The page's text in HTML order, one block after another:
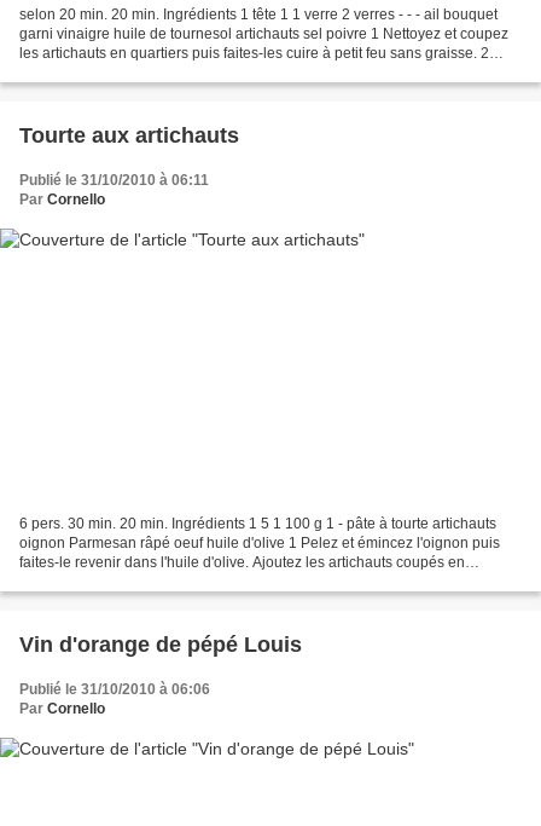
selon 20 min. 20 min. Ingrédients 1 tête 1 1 verre 2 verres - - - ail bouquet
garni vinaigre huile de tournesol artichauts sel poivre 1 Nettoyez et coupez
les artichauts en quartiers puis faites-les cuire à petit feu sans graisse. 2
Tourte aux artichauts
Publié le 31/10/2010 à 06:11
Par Cornello
6 pers. 30 min. 20 min. Ingrédients 1 5 1 100 g 1 - pâte à tourte artichauts
oignon Parmesan râpé oeuf huile d'olive 1 Pelez et émincez l'oignon puis
faites-le revenir dans l'huile d'olive. Ajoutez les artichauts coupés en
Vin d'orange de pépé Louis
Publié le 31/10/2010 à 06:06
Par Cornello